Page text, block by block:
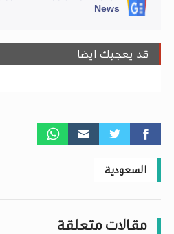
News
قد يعجبك ايضا
السعودية
مقالات متعلقة